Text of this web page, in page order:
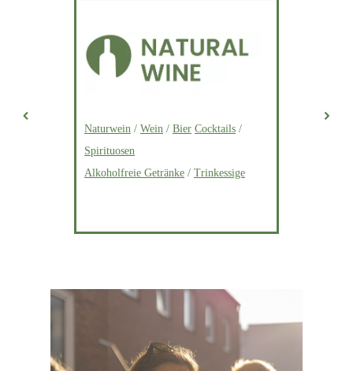
Naturwein / Wein / Bier Cocktails /
Spirituosen
Alkoholfreie Getränke / Trinkessige